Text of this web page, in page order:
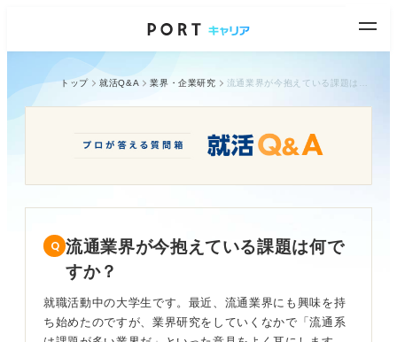
トップ 就活Q&A 業界・企業研究
流通業界が今抱えている課題は何で
すか？
就職活動中の大学生です。最近、流通業界にも興味を持
ち始めたのですが、業界研究をしていくなかで「流通系